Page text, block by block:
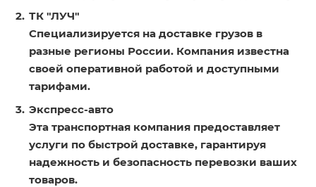
ТК "ЛУЧ"
Специализируется на доставке грузов в
разные регионы России. Компания известна
своей оперативной работой и доступными
тарифами.
Экспресс-авто
Эта транспортная компания предоставляет
услуги по быстрой доставке, гарантируя
надежность и безопасность перевозки ваших
товаров.